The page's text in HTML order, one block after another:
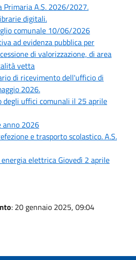
Primaria A.S. 2026/2027.
digitali.
comunale 10/06/2026
ad evidenza pubblica per
di valorizzazione, di area
vetta
di ricevimento dell'ufficio di
2026.
degli uffici comunali il 25 aprile
anno 2026
e trasporto scolastico. A.S.
elettrica Giovedì 2 aprile
: 20 gennaio 2025, 09:04